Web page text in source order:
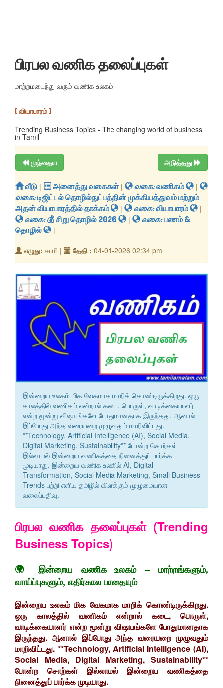
பிரபல வணிக தலைப்புகள்
மாற்றமடைந்து வரும் வணிக உலகம்
[ வியாபாரம் ]
Trending Business Topics - The changing world of business
in Tamil
முந்தைய அடுத்தது
வீடு | அனைத்து வகைகள் | வகை:வணிகம்
|
வகை:டிஜிட்டல் தொழில்நுட்பத்தின் முக்கியத்துவம் மற்றும்
அதன் வியாபாரத்தில் தாக்கம்
| வகை:வியாபாரம்
|
வகை:​💰 சிறு தொழில் 2026 | வகை:பணம் &
தொழில்
|
எழுது: சாமி | தேதி : 04-01-2026 02:34 pm
இன்றைய உலகம் மிக வேகமாக மாறிக் கொண்டிருக்கிறது. ஒரு
காலத்தில் வணிகம் என்றால் கடை, பொருள், வாடிக்கையாளர்
என்ற மூன்று விஷயங்களே போதுமானதாக இருந்தது. ஆனால்
இப்போது அந்த வரையறை முழுவதும் மாறிவிட்டது.
**Technology, Artificial Intelligence (AI), Social Media,
Digital Marketing, Sustainability** போன்ற சொற்கள்
இல்லாமல் இன்றைய வணிகத்தை நினைத்துப் பார்க்க
முடியாது. இன்றைய வணிக உலகில் AI, Digital
Transformation, Social Media Marketing, Small Business
Trends பற்றி எளிய தமிழில் விளக்கும் முழுமையான
வலைப்பதிவு.
பிரபல வணிக தலைப்புகள் (Trending
Business Topics)
🌍 இன்றைய வணிக உலகம் – மாற்றங்களும்,
வாய்ப்புகளும், எதிர்கால பாதையும்
இன்றைய உலகம் மிக வேகமாக மாறிக் கொண்டிருக்கிறது.
ஒரு காலத்தில் வணிகம் என்றால் கடை, பொருள்,
வாடிக்கையாளர் என்ற மூன்று விஷயங்களே போதுமானதாக
இருந்தது. ஆனால் இப்போது அந்த வரையறை முழுவதும்
மாறிவிட்டது. **Technology, Artificial Intelligence (AI),
Social Media, Digital Marketing, Sustainability**
போன்ற சொற்கள் இல்லாமல் இன்றைய வணிகத்தை
நினைத்துப் பார்க்க முடியாது.